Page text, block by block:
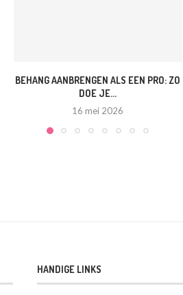
BEHANG AANBRENGEN ALS EEN PRO: ZO
DOE JE...
16 mei 2026
HANDIGE LINKS